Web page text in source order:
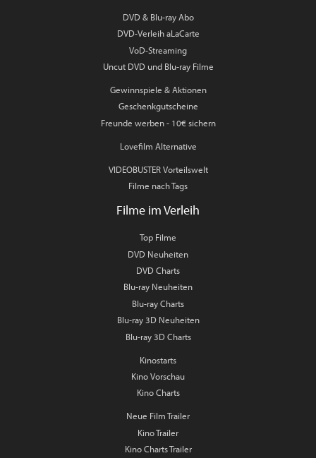
DVD & Blu-ray Abo
DVD-Verleih aLaCarte
VoD-Streaming
Uncut DVD und Blu-ray Filme
Gewinnspiele & Aktionen
Geschenkgutscheine
Freunde werben - 10€ sichern
Lovefilm Alternative
VIDEOBUSTER Vorteilswelt
Filme nach Tags
Filme im Verleih
Top Filme
DVD Neuheiten
DVD Charts
Blu-ray Neuheiten
Blu-ray Charts
Blu-ray 3D Neuheiten
Blu-ray 3D Charts
Kinostarts
Kino Vorschau
Kino Charts
Neue Film Trailer
Kino Trailer
Kino Charts Trailer